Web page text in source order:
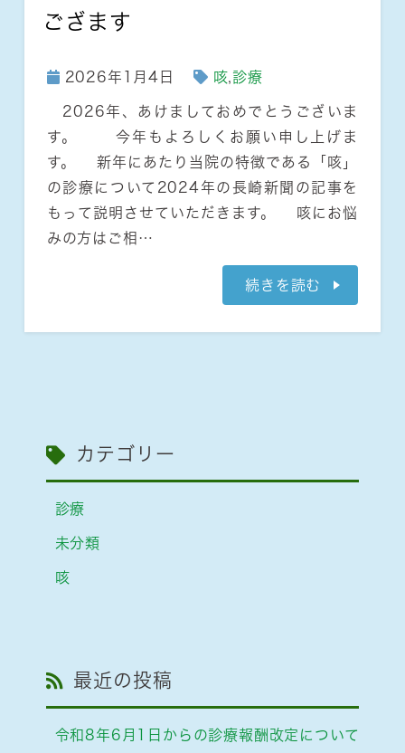
ござます
2026年1月4日 咳 ,診療
2026年、あけましておめでとうございま
す。 今年もよろしくお願い申し上げま
す。 新年にあたり当院の特徴である「咳」
の診療について2024年の長崎新聞の記事を
もって説明させていただきます。 咳にお悩
みの方はご相…
続きを読む
カテゴリー
診療
未分類
咳
最近の投稿
令和8年6月1日からの診療報酬改定について